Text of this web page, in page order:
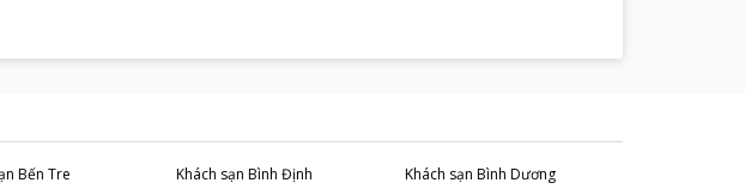
Bến Tre Khách sạn Bình Định Khách sạn Bình Dương